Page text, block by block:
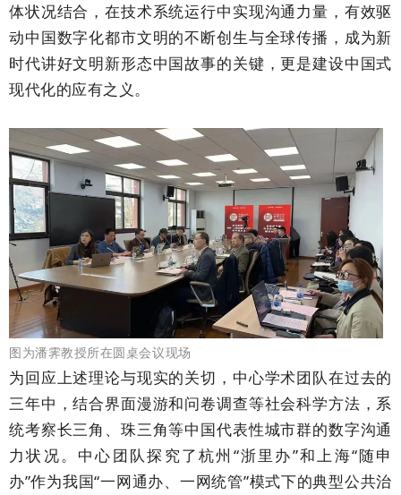
体状况结合，在技术系统运行中实现沟通力量，有效驱
动中国数字化都市文明的不断创生与全球传播，成为新
时代讲好文明新形态中国故事的关键，更是建设中国式
现代化的应有之义。
图为潘霁教授所在圆桌会议现场
为回应上述理论与现实的关切，中心学术团队在过去的
三年中，结合界面漫游和问卷调查等社会科学方法，系
统考察长三角、珠三角等中国代表性城市群的数字沟通
力状况。中心团队探究了杭州“浙里办”和上海“随申
办”作为我国“一网通办、一网统管”模式下的典型公共治